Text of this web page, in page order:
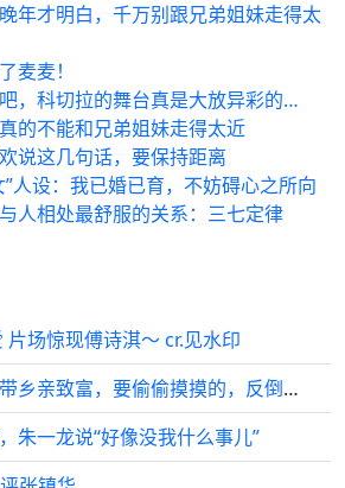
年才明白，千万别跟兄弟姐妹走得太
麦麦！
，科切拉的舞台真是大放异彩的…
的不能和兄弟姐妹走得太近
说这几句话，要保持距离
人设：我已婚已育，不妨碍心之所向
人相处最舒服的关系：三七定律
场惊现傅诗淇～ cr.见水印
鸡毛飞上天：小伙带乡亲致富，要偷偷摸摸的，反倒被人发现
朱一龙说“好像没我什么事儿”